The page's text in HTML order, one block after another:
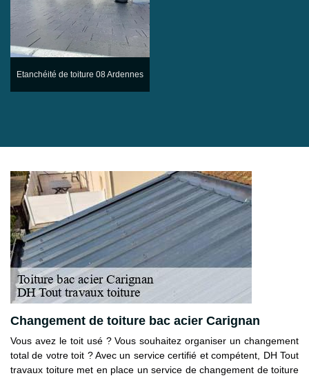
Etanchéité de toiture 08 Ardennes
Changement de toiture bac acier Carignan
Vous avez le toit usé ? Vous souhaitez organiser un changement
total de votre toit ? Avec un service certifié et compétent, DH Tout
travaux toiture met en place un service de changement de toiture